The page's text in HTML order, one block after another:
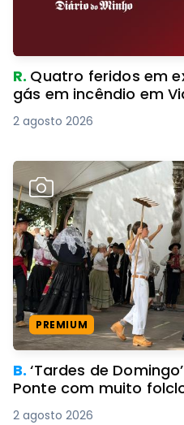
R. Quatro feridos em
gás em incêndio em
2 agosto 2026
PREMIUM
B.‘Tardes de
Ponte com muito
2 agosto 2026